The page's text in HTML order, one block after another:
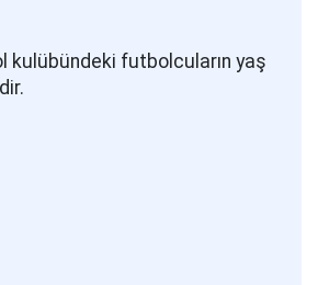
kulübündeki futbolcuların yaş